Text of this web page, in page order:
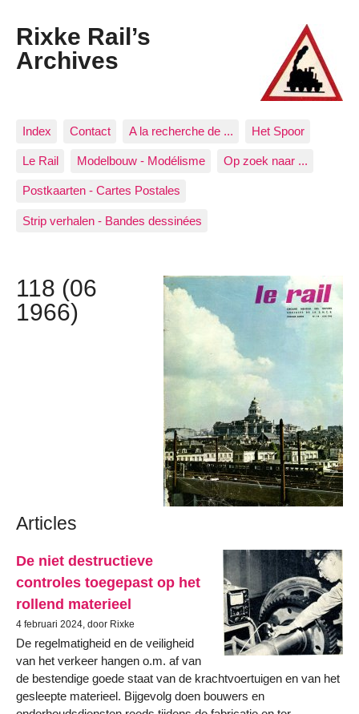
Rixke Rail’s
Archives
Index Contact A la recherche de ... Het Spoor
Le Rail Modelbouw - Modélisme Op zoek naar ...
Postkaarten - Cartes Postales
Strip verhalen - Bandes dessinées
118 (06
1966)
Articles
De niet destructieve
controles toegepast op het
rollend materieel
4 februari 2024, door Rixke
De regelmatigheid en de veiligheid
van het verkeer hangen o.m. af van
de bestendige goede staat van de krachtvoertuigen en van het
gesleepte materieel. Bijgevolg doen bouwers en